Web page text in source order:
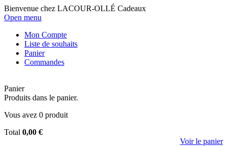
Bienvenue chez LACOUR-OLLÉ Cadeaux
Open menu
Mon Compte
Liste de souhaits
Panier
Commandes
Panier
Produits dans le panier.
Vous avez 0 produit
Total 0,00 €
Voir le panier